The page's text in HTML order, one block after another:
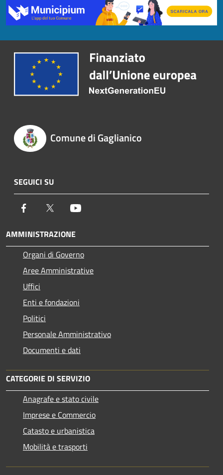
Comune di Gaglianico
SEGUICI SU
Facebook Twitter
AMMINISTRAZIONE
Organi di Governo
Aree Amministrative
Uffici
Enti e fondazioni
Politici
Personale Amministrativo
Documenti e dati
CATEGORIE DI SERVIZIO
Anagrafe e stato civile
Imprese e Commercio
Catasto e urbanistica
Mobilità e trasporti